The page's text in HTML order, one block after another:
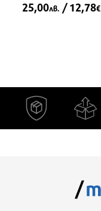
25,00лв. / 12,78€